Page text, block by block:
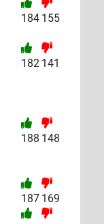
184 155
182 141
188 148
187 169